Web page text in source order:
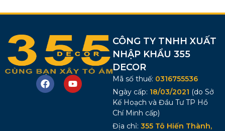
CÔNG TY TNHH XUẤT
NHẬP KHẨU 355
DECOR
Mã số thuế: 0316755536
Ngày cấp: 18/03/2021 (do Sở
Kế Hoạch và Đầu Tư TP Hồ
Chí Minh cấp)
Địa chỉ: 355 Tô Hiến Thành,